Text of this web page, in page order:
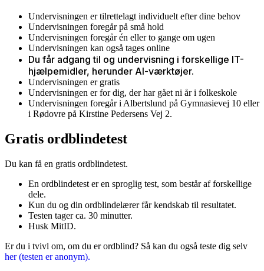
Undervisningen er tilrettelagt individuelt efter dine behov
Undervisningen foregår på små hold
Undervisningen foregår én eller to gange om ugen
Undervisningen kan også tages online
Du får adgang til og undervisning i forskellige IT-
hjælpemidler, herunder AI-værktøjer.
Undervisningen er gratis
Undervisningen er for dig, der har gået ni år i folkeskole
Undervisningen foregår i Albertslund på Gymnasievej 10 eller
i Rødovre på Kirstine Pedersens Vej 2.
Gratis ordblindetest
Du kan få en gratis ordblindetest.
En ordblindetest er en sproglig test, som består af forskellige
dele.
Kun du og din ordblindelærer får kendskab til resultatet.
Testen tager ca. 30 minutter.
Husk MitID.
Er du i tvivl om, om du er ordblind? Så kan du også teste dig selv
her (testen er anonym).